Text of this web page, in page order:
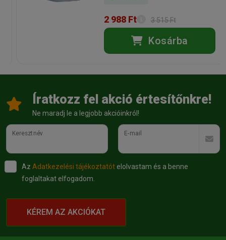
11kg / Zsák
Nettó ár:
Törékeny: Nem
Állatorvosi:
2 988 Ft 3 515 Ft
Kosárba
Íratkozz fel akció értesítőnkre!
Ne maradj le a legjobb akcióinkról!
Keresztnév E-mail
Az Adatkezelési tájékoztatót elolvastam és a benne
foglaltakat elfogadom.
KÉREM AZ AKCIÓKAT